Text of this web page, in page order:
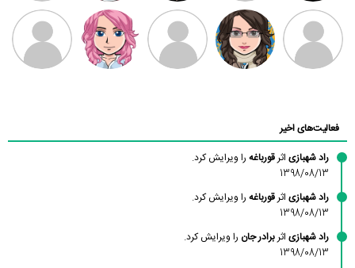
سامان راحمی امیردلتا امیروو ملیکا منتظری عارفه داستانپور
فعالیت‌های اخیر
راد شهبازی اثرقورباغه را ویرایش کرد.
1398/08/13
راد شهبازی اثرقورباغه را ویرایش کرد.
1398/08/13
راد شهبازی اثربرادر جان را ویرایش کرد.
1398/08/13